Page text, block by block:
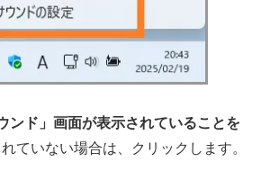
ンド」画面が表示されていることを
ていない場合は、クリックします。